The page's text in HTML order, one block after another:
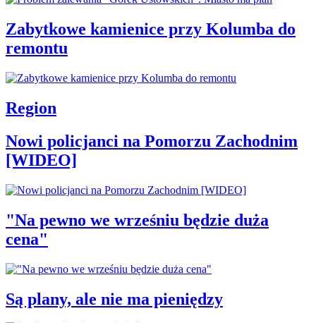
Zabytkowe kamienice przy Kolumba do
remontu
Region
Nowi policjanci na Pomorzu Zachodnim
[WIDEO]
"Na pewno we wrześniu będzie duża
cena"
Są plany, ale nie ma pieniędzy